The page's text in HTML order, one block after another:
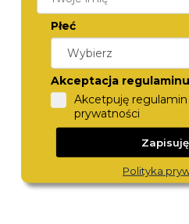
MICHAEL KORS
980,-
Płeć
Akceptacja regulaminu
Akcetpuję
prywatności
Polityka